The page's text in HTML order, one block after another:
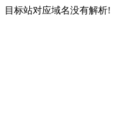
目标站对应域名没有解析!